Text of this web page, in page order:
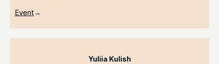
Event→
Yuliia Kulish